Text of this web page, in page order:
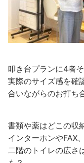
叩き台プランに4者
実際のサイズ感を確
合いながらのお打ち
書類や薬はどこの収
インターホンやFAX
二階のトイレの広さ